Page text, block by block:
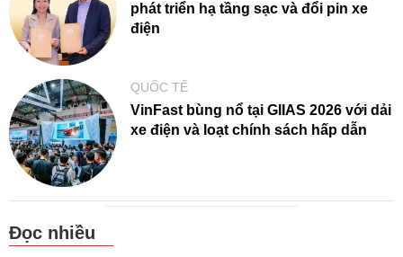
phát triển hạ tầng sạc và đổi pin xe
điện
QUỐC TẾ
VinFast bùng nổ tại GIIAS 2026 với dải
xe điện và loạt chính sách hấp dẫn
Đọc nhiều